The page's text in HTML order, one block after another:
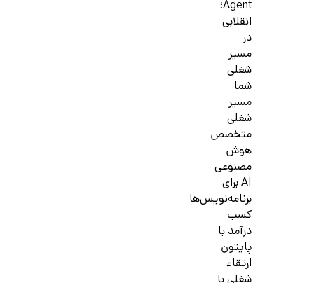
Agent؛
انقلابی
در
مسیر
شغلی
شما
مسیر
شغلی
متخصص
هوش
مصنوعی
AI برای
برنامه‌نویس‌ها
کسب
درآمد با
پایتون
ارتقاء